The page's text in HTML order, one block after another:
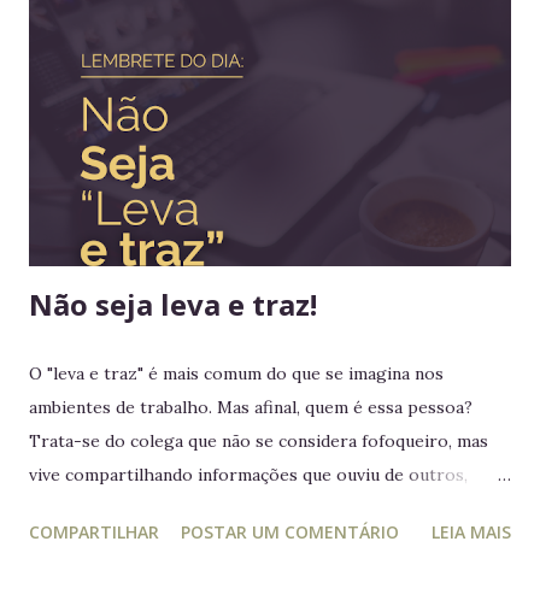
territórios alheios, mas nenhum deles tinha ido tão longe a
ponto de cruzar um oceano para viver e reinar do outro
lado do mundo. Embora os europeus dominassem colônias
imensas em diversos continentes, até aquele momento
nenhum rei havia colocado os pés em seus territórios
ultramarinos para uma simples...
Não seja leva e traz!
O "leva e traz" é mais comum do que se imagina nos
ambientes de trabalho. Mas afinal, quem é essa pessoa?
Trata-se do colega que não se considera fofoqueiro, mas
vive compartilhando informações que ouviu de outros,
prática, ele manipula e desagrega, usando informações
COMPARTILHAR POSTAR UM COMENTÁRIO LEIA MAIS